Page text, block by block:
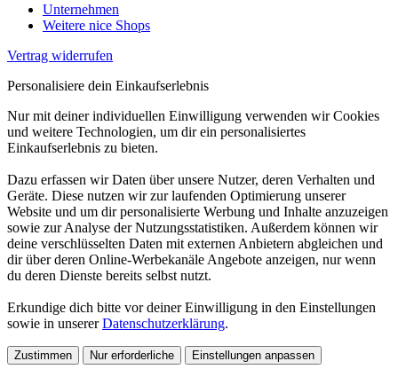
Unternehmen
Weitere nice Shops
Vertrag widerrufen
Personalisiere dein Einkaufserlebnis
Nur mit deiner individuellen Einwilligung verwenden wir Cookies
und weitere Technologien, um dir ein personalisiertes
Einkaufserlebnis zu bieten.
Dazu erfassen wir Daten über unsere Nutzer, deren Verhalten und
Geräte. Diese nutzen wir zur laufenden Optimierung unserer
Website und um dir personalisierte Werbung und Inhalte anzuzeigen
sowie zur Analyse der Nutzungsstatistiken. Außerdem können wir
deine verschlüsselten Daten mit externen Anbietern abgleichen und
dir über deren Online-Werbekanäle Angebote anzeigen, nur wenn
du deren Dienste bereits selbst nutzt.
Erkundige dich bitte vor deiner Einwilligung in den Einstellungen
sowie in unsererDatenschutzerklärung.
Zustimmen Nur erforderliche Einstellungen anpassen